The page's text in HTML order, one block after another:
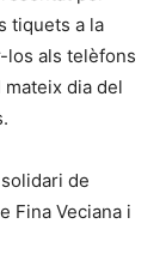
tiquets a la
los als telèfons
dia del
de
Fina Veciana i